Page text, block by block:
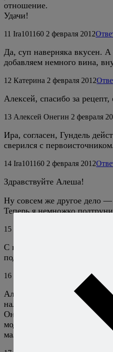
отношение.
Удачи!
11 Ira101160 2 февраля 2012
Да, суп наверняка вкусен.
добавляем немного вина,
12 Катерина 2 февраля 2012
Алексей, спасибо за
13 Алексей Онегин 2 февраля
Ира, согласен, Гундель
сверился с
14 Ira101160 2 февраля 2012
Здравствуйте Алеша!
Ну совсем же другое дело —
Теперь я немножко
15
С венграми разобрались,
подтянутся, пенять мне за
16 2 февраля 2012
Алеша! Так я же не пеняла,
налетели бы венгры и
Они уж очень ревностно
модьорул» — настоящему
маленькие народы)